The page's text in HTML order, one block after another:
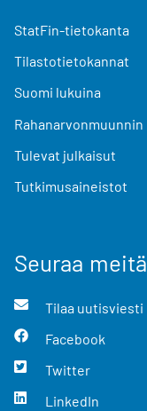
StatFin-tietokanta
Tilastotietokannat
Suomi lukuina
Rahanarvonmuunnin
Tulevat julkaisut
Tutkimusaineistot
Seuraa meitä
Tilaa uutisviesti
Facebook
Twitter
LinkedIn